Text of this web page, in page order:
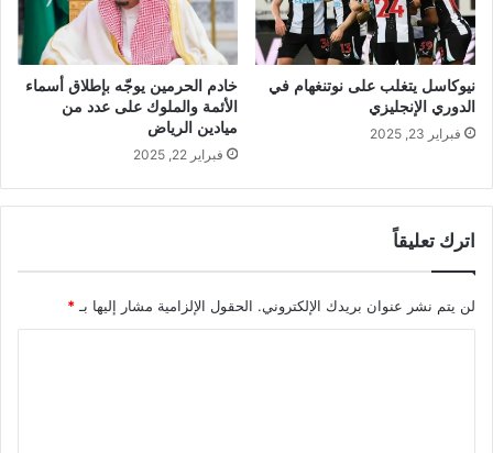
نيوكاسل يتغلب على نوتنغهام في
الدوري الإنجليزي
فبراير 23, 2025
خادم الحرمين يوجّه بإطلاق أسماء
الأئمة والملوك على عدد من
ميادين الرياض
فبراير 22, 2025
اترك تعليقاً
لن يتم نشر عنوان بريدك الإلكتروني. الحقول الإلزامية مشار إليها بـ *